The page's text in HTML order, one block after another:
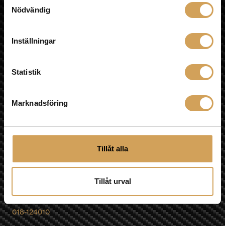
Nödvändig
Inställningar
Statistik
Marknadsföring
Tillåt alla
Tillåt urval
VÅR BUTIK
MULTIROOM
ÅNGRA KÖP
Besök oss
E-post
018-124010